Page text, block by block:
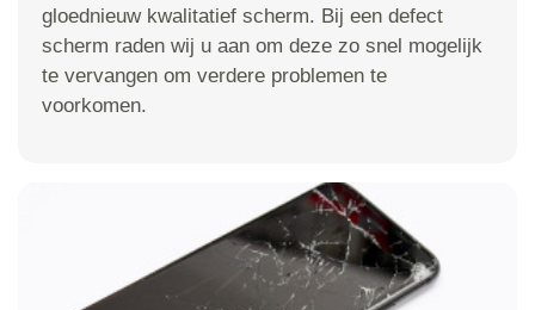
gloednieuw kwalitatief scherm. Bij een defect
scherm raden wij u aan om deze zo snel mogelijk
te vervangen om verdere problemen te
voorkomen.